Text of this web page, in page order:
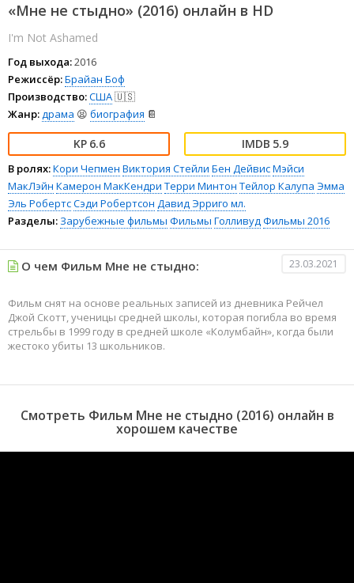
«Мне не стыдно» (2016) онлайн в HD
I'm Not Ashamed
Год выхода:2016
Режиссёр:Брайан Боф
Производство:США🇺🇸
Жанр:драма 😫 биография 📔
6.6 5.9
В ролях:Кори Чепмен Виктория Стейли Бен ДейвисМэйси
МакЛэйн Камерон МакКендри Терри Минтон Тейлор Калупа Эмма
Эль РобертсСэди Робертсон Давид Эрриго мл.
Разделы: Зарубежные фильмы Фильмы ГолливудФильмы 2016
О чем Фильм Мне не стыдно: 23.03.2021
Фильм снят на основе реальных записей из дневника Рейчел
Джой Скотт, ученицы средней школы, которая погибла во время
стрельбы в 1999 году в средней школе «Колумбайн», когда были
жестоко убиты 13 школьников.
Смотреть Фильм Мне не стыдно (2016) онлайн в
хорошем качестве